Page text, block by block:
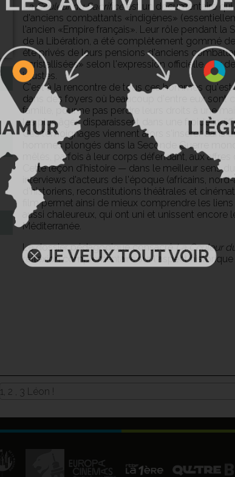
La Couleur du Sacrificeest un documentaire
d'anciens combattants «indigènes»
l'ancien «Empire français». Leur rôle pendant
de la Libération, a été complètement gommé
été privés de leurs pensions d'anciens
«cristallisées» selon l'expression officielle, par
injustes.
C'est à la rencontre de tous ces hommes
dans des foyers où beaucoup d'entre eux sont
famille, pour ne pas perdre leurs droits à une
les plus âgés disparaissent dans une froide
Ces témoignages viennent alors s'insérer dans
hommes plongés dans la Seconde Guerre
mêlés, parfois à leur corps défendant, aux
Cette leçon d'histoire — dans le meilleur sens
interviews d'acteurs de l'époque (africains,
d'historiens, reconstitutions théâtrales et
film permet ainsi de mieux comprendre les
aussi chaleureux, qui ont uni et unissent
Méditerranée.
Le dossier pédagogique consacréLa Couleur
réflexion complémentaire sur l'aspect
1, 2 , 3 Léon !